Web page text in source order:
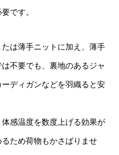
です。
は薄手ニットに加え、薄手
不要でも、裏地のあるジャ
ディガンなどを羽織ると安
感温度を数度上げる効果が
ため荷物もかさばりませ